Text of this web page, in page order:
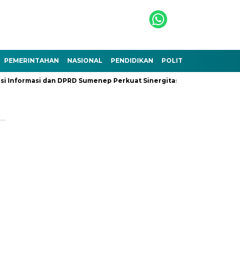
PEMERINTAHAN NASIONAL PENDIDIKAN POLITIK
Informasi dan DPRD Sumenep Perkuat Sinergitas